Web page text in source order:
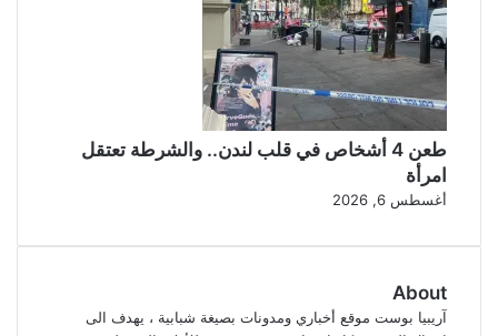
طعن 4 أشخاص في قلب لندن.. والشرطة تعتقل
امرأة
أغسطس 6, 2026
About
آريبيا بوست موقع أخباري ومدونات بصيغة شبابية ، يهدف الى